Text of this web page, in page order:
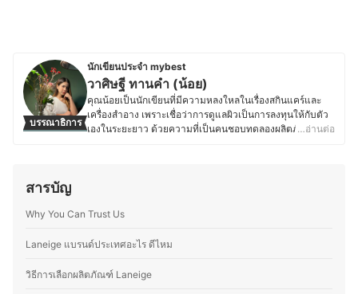
บรรณาธิการ
นักเขียนประจำ mybest
วาศิษฐี ทานคำ (น้อย)
คุณน้อยเป็นนักเขียนที่มีความหลงใหลในเรื่องสกินแคร์และ
เครื่องสำอาง เพราะเชื่อว่าการดูแลผิวเป็นการลงทุนให้กับตัว
เองในระยะยาว ด้วยความที่เป็นคนชอบทดลองผลิตภัณฑ์ใหม่
ความสำคัญกับเครื่องใช้ไฟฟ้าในชีวิตประจำวัน โดยเฉพาะ
ผม เตารีดไอน้ำ เครื่องดูดฝุ่นไร้สาย เครื่องฟอกอากาศ ไป
ให้การใช้ชีวิตประจำวันมีประสิทธิภาพมากยิ่งขึ้น ซึ่งคุณน้อย
…อ่านต่อ
สารบัญ
Why You Can Trust Us
Laneige แบรนด์ประเทศอะไร ดีไหม
วิธีการเลือกผลิตภัณฑ์ Laneige